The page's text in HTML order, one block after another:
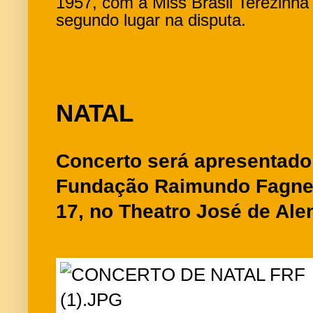
segundo lugar na disputa.
NATAL
Concerto será
Fundação Raimundo
17, no Theatro José de